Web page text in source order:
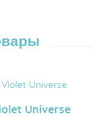
Universe